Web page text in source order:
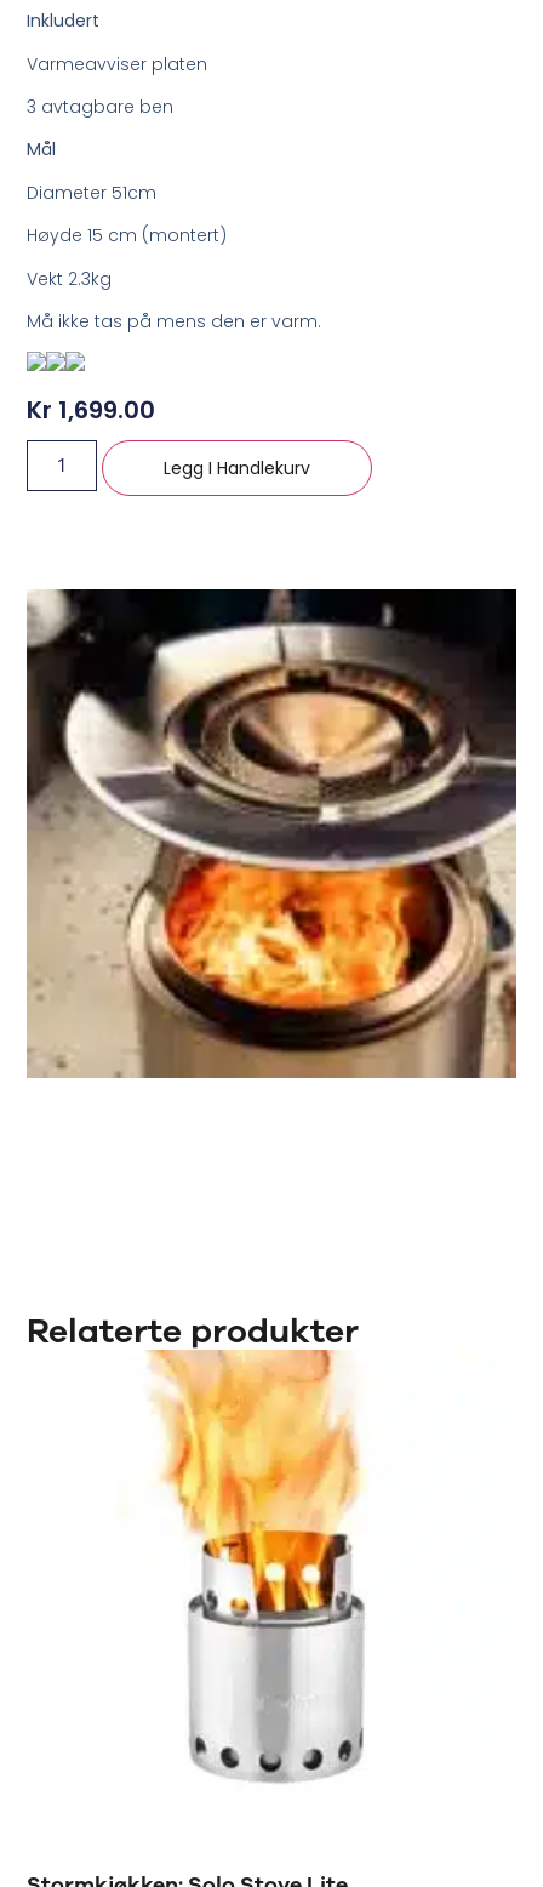
Inkludert
Varmeavviser platen
3 avtagbare ben
Mål
Diameter 51cm
Høyde 15 cm (montert)
Vekt 2.3kg
Må ikke tas på mens den er varm.
Kr 1,699.00
Legg I Handlekurv
Relaterte produkter